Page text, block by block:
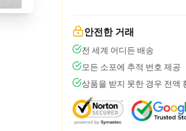
안전한 거래
전 세계 어디든 배송
모든 소포에 추적 번호 제공
상품을 받지 못한 경우 전액